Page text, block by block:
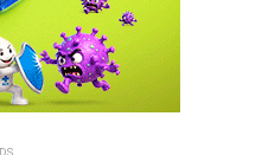
à Polícia Civil,
de permanecer em
continuam para
que envolveram a